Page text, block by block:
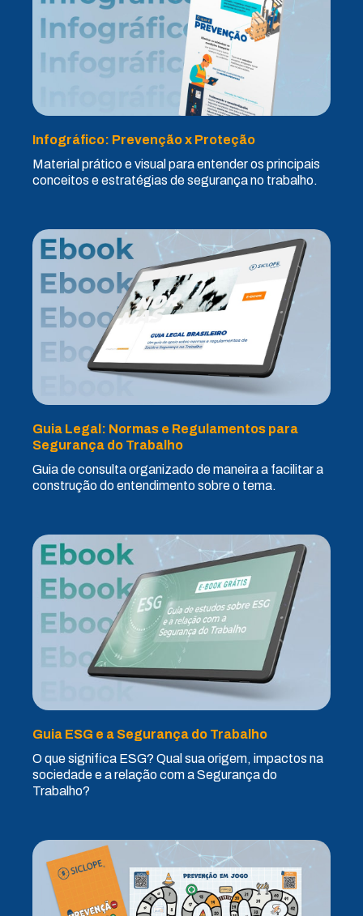
Infográfico: Prevenção x Proteção
Material prático e visual para entender os principais
conceitos e estratégias de segurança no trabalho.
Guia Legal: Normas e Regulamentos para
Segurança do Trabalho
Guia de consulta organizado de maneira a facilitar a
construção do entendimento sobre o tema.
Guia ESG e a Segurança do Trabalho
O que significa ESG? Qual sua origem, impactos na
sociedade e a relação com a Segurança do
Trabalho?